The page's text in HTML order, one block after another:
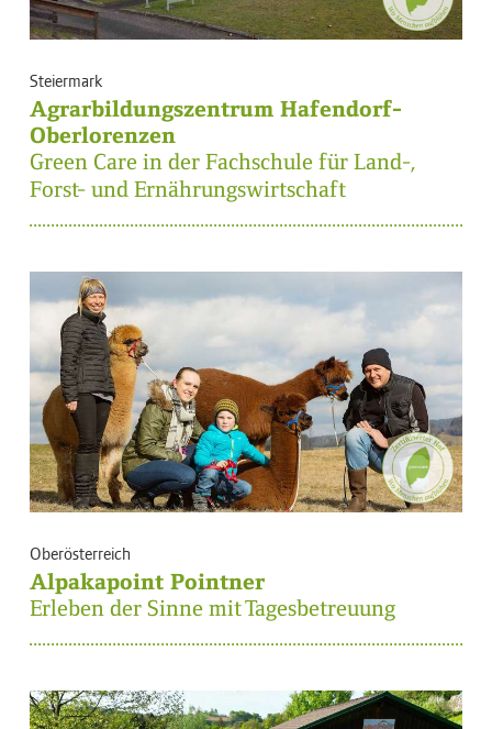
Steiermark
Agrarbildungszentrum Hafendorf-
Oberlorenzen
Green Care in der Fachschule für Land-,
Forst- und Ernährungswirtschaft
Oberösterreich
Alpakapoint Pointner
Erleben der Sinne mit Tagesbetreuung